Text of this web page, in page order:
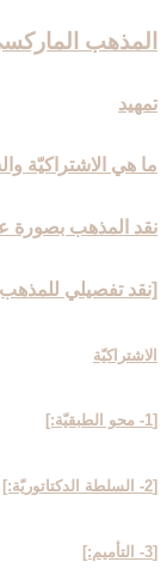
المذهب
تمهيد
ما هي الاشتراكيّة
نقد المذهب بصورة
[نقد تفصيلي
الاشتراكيّة
[1- محو الطبقيّة:]
[2- السلطة الدكتاتوريّة:]
[3- التأميم:]